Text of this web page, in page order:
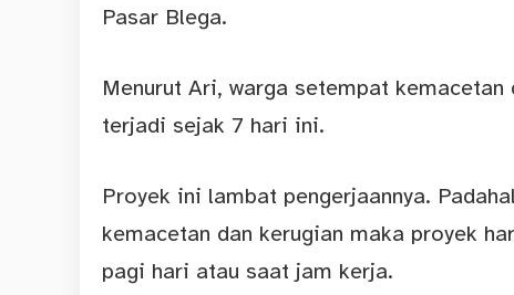
Pasar Blega.
Menurut Ari, warga setempat
terjadi sejak 7 hari ini.
Proyek ini lambat pengerjaannya.
kemacetan dan kerugian maka proyek
pagi hari atau saat jam kerja.